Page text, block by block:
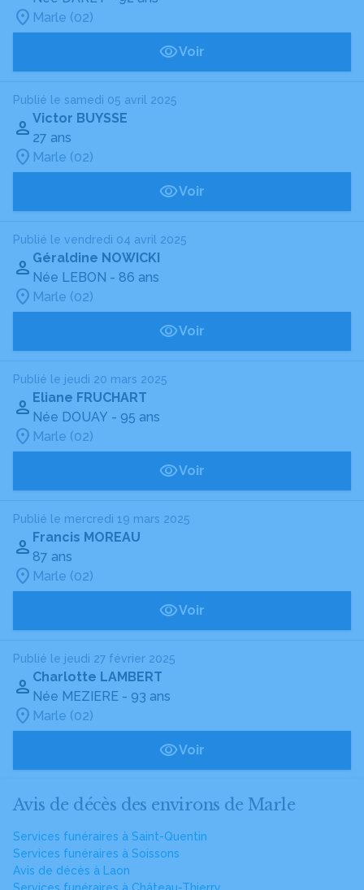
Marle (02)
Voir
Publié le samedi 05 avril 2025
Victor BUYSSE
27 ans
Marle (02)
Voir
Publié le vendredi 04 avril 2025
Géraldine NOWICKI
Née LEBON - 86 ans
Marle (02)
Voir
Publié le jeudi 20 mars 2025
Eliane FRUCHART
Née DOUAY - 95 ans
Marle (02)
Voir
Publié le mercredi 19 mars 2025
Francis MOREAU
87 ans
Marle (02)
Voir
Publié le jeudi 27 février 2025
Charlotte LAMBERT
Née MEZIERE - 93 ans
Marle (02)
Voir
Avis de décès des environs de Marle
Services funéraires à Saint-Quentin
Services funéraires à Soissons
Avis de décès à Laon